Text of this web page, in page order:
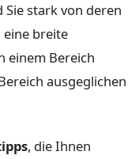
Sie stark von deren
breite
einem Bereich
ausgeglichen
, die Ihnen